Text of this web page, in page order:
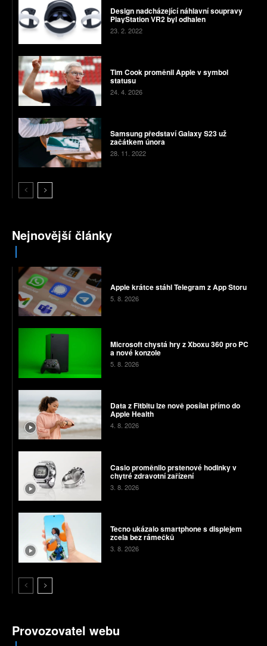
Design nadcházející náhlavní soupravy
PlayStation VR2 byl odhalen
23. 2. 2022
Tim Cook proměnil Apple v symbol
statusu
24. 4. 2026
Samsung představí Galaxy S23 už
začátkem února
28. 11. 2022
Nejnovější články
Apple krátce stáhl Telegram z App Storu
5. 8. 2026
Microsoft chystá hry z Xboxu 360 pro PC
a nové konzole
5. 8. 2026
Data z Fitbitu lze nově posílat přímo do
Apple Health
4. 8. 2026
Casio proměnilo prstenové hodinky v
chytré zdravotní zařízení
3. 8. 2026
Tecno ukázalo smartphone s displejem
zcela bez rámečků
3. 8. 2026
Provozovatel webu